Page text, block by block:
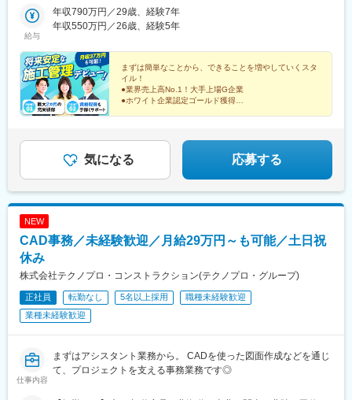
地もあり）★「転勤なし」を選択の際は条件などが多少変動いた
します。面接の際にご質問下さい。◎本社東京都港区◎営業所北
市大阪府大阪市広島県広島市福岡県福岡市沖縄県那覇市
駅、代官山駅、代々木上原駅、明治神宮前駅、南新宿駅、高田馬
場駅、四ツ谷駅、新宿三丁目駅、新宿西口駅、初台駅、西新宿
町駅(東京都)、入谷駅(東京都)、蒲田駅、梅屋敷駅(東京都)、京橋
駅(東京都)、勝どき駅、八丁堀駅(東京都)、市場前駅、築地市場
駅、日本橋駅(東京都)、東陽町駅、水天宮前駅、浜町駅、内幸町
駅、新中野駅、大井町駅、五反田駅、立会川駅、大崎広小路駅、
大崎駅、北品川駅、三ツ沢下町駅、大船駅、馬車道駅、京急鶴見
台駅、横浜駅、新高島駅、関内駅、生麦駅、伊勢佐木長者町駅、
和田町駅、鷺沼駅、川崎駅、高津駅(神奈川県)、よみうりランドス
印西牧の原駅、鉄道博物館駅、さいたま新都心駅、川口駅、北大
駅、和光市駅、浦和駅、今羽駅、東宮原駅、大阪上本町駅、本町
斎橋駅、森ノ宮駅、長堀橋駅、近鉄日本橋駅、北浜駅(大阪府)、淀
屋橋駅、堺東駅、上野芝駅、西三荘駅、堺筋本町駅、名鉄名古屋
光寺駅、高蔵寺駅、春日井駅(中央本線)、中部国際空港駅(鉄道)、
京都河原町駅、学研奈良登美ケ丘駅、烏丸駅、小倉駅(京都府)、伊
給与
年収790万円／29歳、経験7年
年収550万円／26歳、経験5年
まずは簡単なことから、できることを増やしていくスタ
イル！
●業界売上高No.1！大手上場G企業
●ホワイト企業認定ゴールド獲得
●国家資格取得支援あり
気になる 応募する
NEW
CAD事務／未経験歓迎／月給29万円～も可能／土日祝
休み
株式会社テクノプロ・コンストラクション(テクノプロ・グループ)
正社員 転勤なし 5名以上採用
職種未経験歓迎
業種未経験歓迎
仕事内容
まずはアシスタント業務から。 CADを使った図面作成などを通じ
て、プロジェクトを支える事務業務です◎